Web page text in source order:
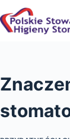
Przejdź
do
treści